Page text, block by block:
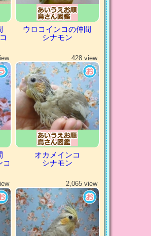
ウロコインコの仲間
シナモン
コ
428 view
オカメインコ
シナモン
2,065 view